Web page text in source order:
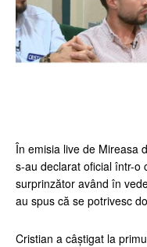
În emisia live de Mireasa
s-au declarat oficial într-o
surprinzător având în
au spus că se potrivesc
Cristian a câștigat la